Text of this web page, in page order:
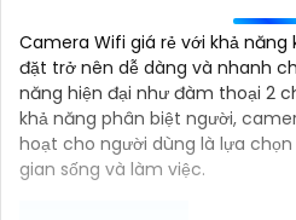
Camera Wifi giá rẻ với khả năng
đặt trở nên dễ dàng và nhanh
năng hiện đại như đàm thoại 2
khả năng phân biệt người,
hoạt cho người dùng là lựa
gian sống và làm việc.